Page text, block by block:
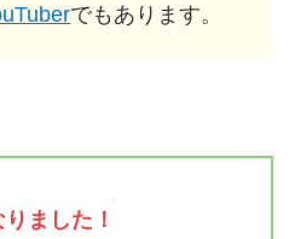
でもあります。
ました！